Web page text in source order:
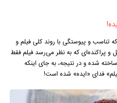
تناسب و پیوستگی با روند کلی فیلم و
و پراکنده‌ای که به نظر می‌رسد فیلم فقط
شده و در نتیجه، به جای اینکه
فدای «ایده» شده است!